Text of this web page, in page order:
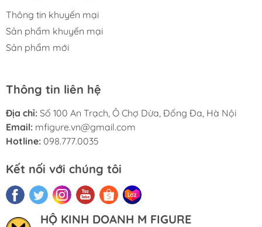
Thông tin khuyến mại
Sản phẩm khuyến mại
Sản phẩm mới
Thông tin liên hệ
Địa chỉ: Số 100 An Trạch, Ô Chợ Dừa, Đống Đa, Hà Nội
Email: mfigure.vn@gmail.com
Hotline: 098.777.0035
Kết nối với chúng tôi
HỘ KINH DOANH M FIGURE